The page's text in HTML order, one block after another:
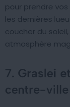
pour prendre vos
les dernières
coucher du
atmosphère
7. Graslei
centre-ville